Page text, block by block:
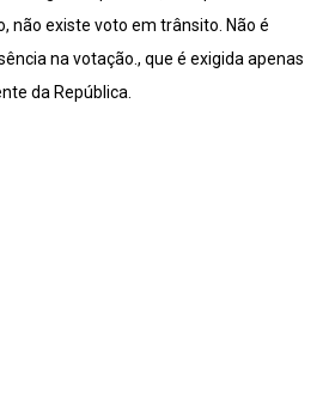
não existe voto em trânsito. Não é
na votação., que é exigida apenas
da República.